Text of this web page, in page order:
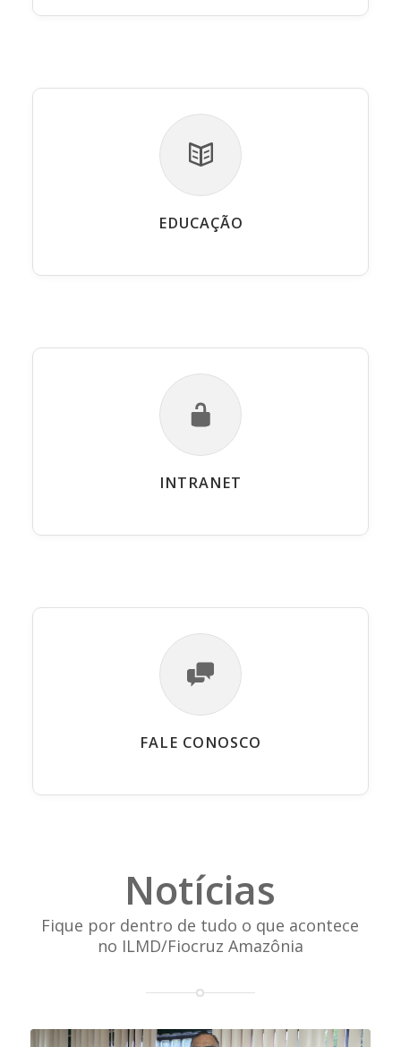
EDUCAÇÃO
INTRANET
FALE CONOSCO
Notícias
Fique por dentro de tudo o que acontece
no ILMD/Fiocruz Amazônia